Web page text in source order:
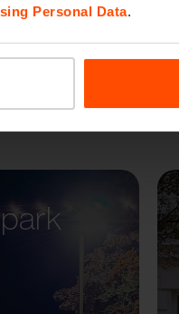
Personal Data.